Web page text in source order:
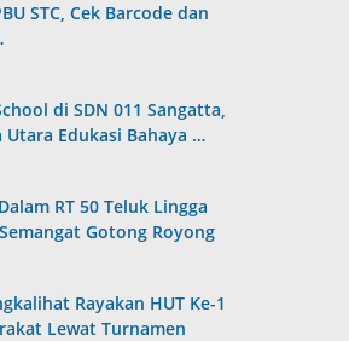
STC, Cek Barcode dan
di SDN 011 Sangatta,
Utara Edukasi Bahaya …
RT 50 Teluk Lingga
Gotong Royong
Rayakan HUT Ke-1
Lewat Turnamen